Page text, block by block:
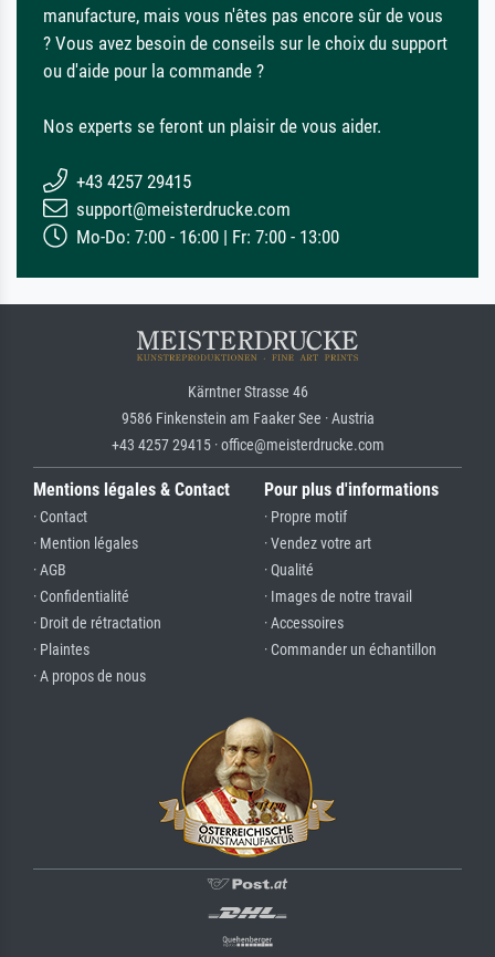
manufacture, mais vous n'êtes pas encore sûr de vous
? Vous avez besoin de conseils sur le choix du support
ou d'aide pour la commande ?
Nos experts se feront un plaisir de vous aider.
+43 4257 29415
support@meisterdrucke.com
Mo-Do: 7:00 - 16:00 | Fr: 7:00 - 13:00
Kärntner Strasse 46
9586 Finkenstein am Faaker See · Austria
+43 4257 29415 · office@meisterdrucke.com
Mentions légales & Contact
· Contact
· Mention légales
· AGB
· Confidentialité
· Droit de rétractation
· Plaintes
· A propos de nous
Pour plus d'informations
· Propre motif
· Vendez votre art
· Qualité
· Images de notre travail
· Accessoires
· Commander un échantillon